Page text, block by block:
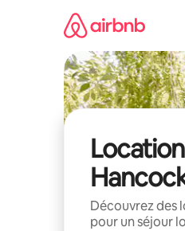
Découvrez des
pour un séjour